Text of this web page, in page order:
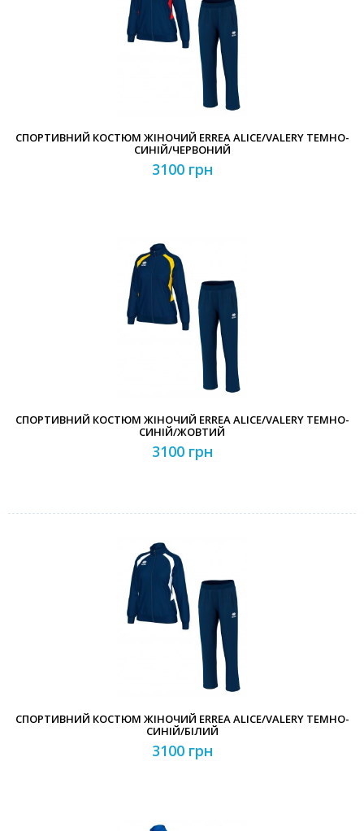
СПОРТИВНИЙ КОСТЮМ ЖІНОЧИЙ ERREA ALICE/VALERY ТЕМНО-
СИНІЙ/ЧЕРВОНИЙ
3100 грн
СПОРТИВНИЙ КОСТЮМ ЖІНОЧИЙ ERREA ALICE/VALERY ТЕМНО-
СИНІЙ/ЖОВТИЙ
3100 грн
СПОРТИВНИЙ КОСТЮМ ЖІНОЧИЙ ERREA ALICE/VALERY ТЕМНО-
СИНІЙ/БІЛИЙ
3100 грн